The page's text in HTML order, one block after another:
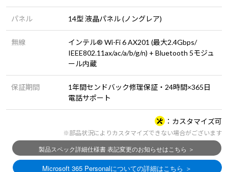
パネル 14型 液晶パネル (ノングレア)
無線
インテル® Wi-Fi 6 AX201 (最大2.4Gbps/
IEEE802.11ax/ac/a/b/g/n) + Bluetooth 5モジュ
ール内蔵
保証期間
1年間センドバック修理保証・24時間×365日
電話サポート
カスタマイズ可
※部品状況によりカスタマイズできない場合がございます